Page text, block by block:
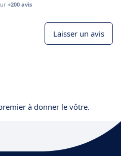
+200 avis
Laisser un avis
à donner le vôtre.